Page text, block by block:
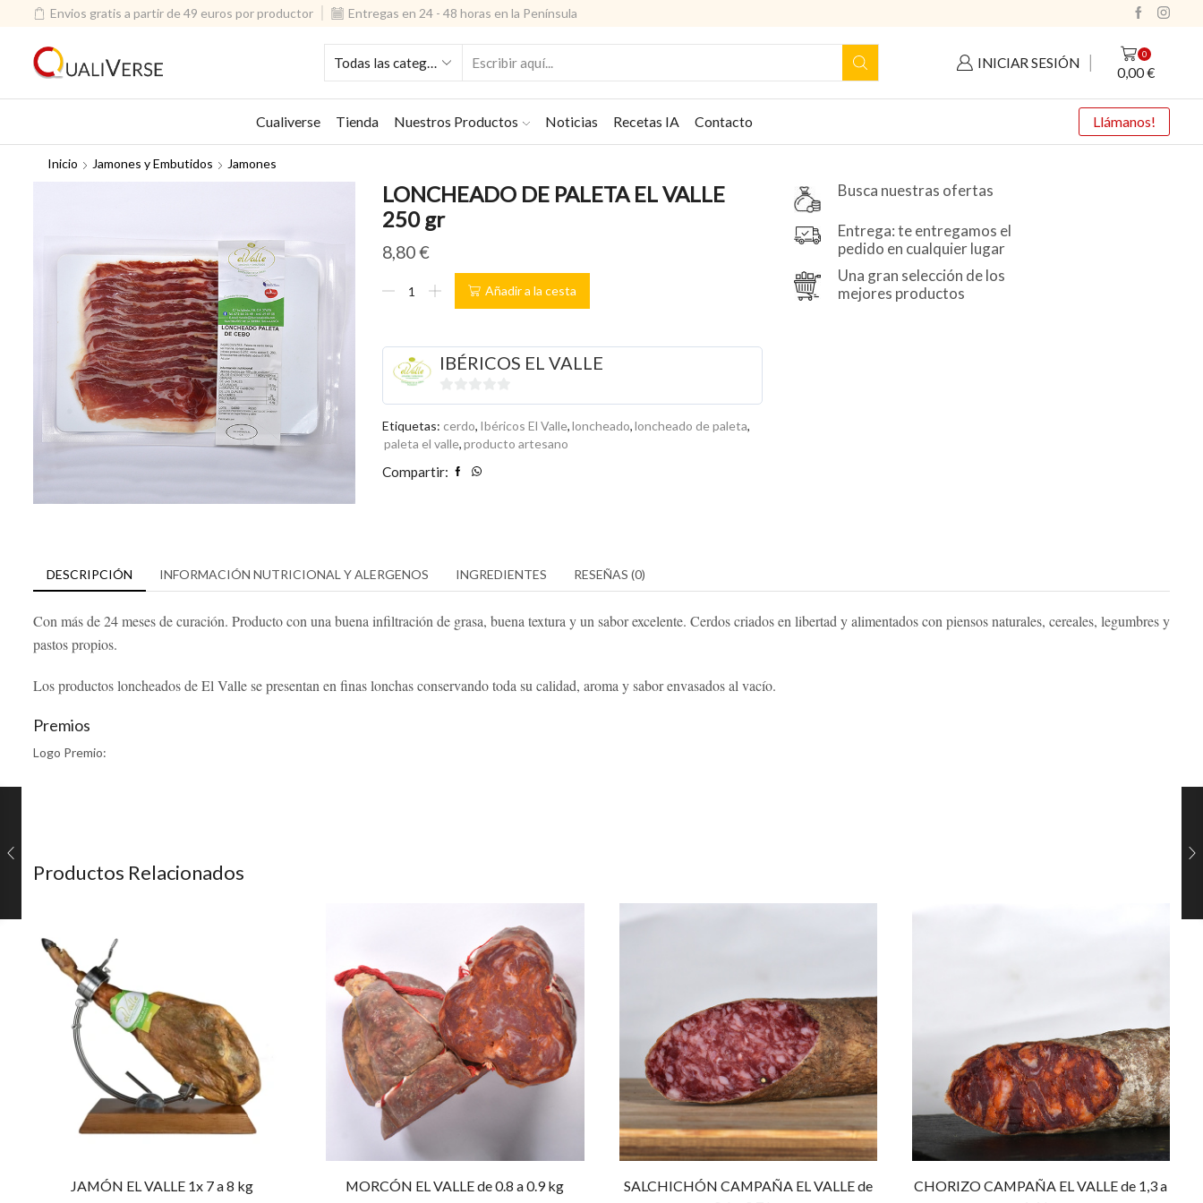
Envios gratis a partir de 49 euros por productor Entregas en 24 - 48 horas en la Península
INICIAR SESIÓN
0
0,00€
Cualiverse Tienda Nuestros Productos Noticias Recetas IA Contacto Llámanos!
Inicio Jamones y Embutidos Jamones
LONCHEADO DE PALETA EL VALLE
250 gr
8,80€
LONCHEADO
VALLE
250
cantidad
Añadir a la cesta
IBÉRICOS EL VALLE
0
de
5
Etiquetas: cerdo, Ibéricos El Valle,loncheado,loncheado de paleta,
paleta el valle,producto artesano
Compartir:
Busca nuestras ofertas
Entrega: te entregamos el
pedido en cualquier lugar
Una gran selección de los
mejores productos
DESCRIPCIÓN INFORMACIÓN NUTRICIONAL Y ALERGENOS INGREDIENTES RESEÑAS (0)
Con más de 24 meses de curación. Producto con una buena infiltración de grasa, buena textura y un sabor excelente. Cerdos criados en libertad y alimentados con piensos naturales, cereales, legumbres y
pastos propios.
Los productos loncheados de El Valle se presentan en finas lonchas conservando toda su calidad, aroma y sabor envasados al vacío.
Premios
Logo Premio:
Productos Relacionados
JAMÓN EL VALLE 1x 7 a 8 kg MORCÓN EL VALLE de 0.8 a 0.9 kg
SALCHICHÓN CAMPAÑA EL VALLE de
CHORIZO CAMPAÑA EL VALLE de 1,3 a